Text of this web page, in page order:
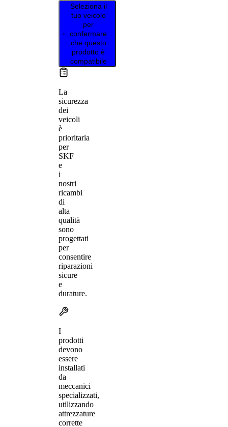
Seleziona il
tuo veicolo
per
confermare
che questo
prodotto è
compatibile
La
sicurezza
dei
veicoli
è
prioritaria
per
SKF
e
i
nostri
ricambi
di
alta
qualità
sono
progettati
per
consentire
riparazioni
sicure
e
durature.
I
prodotti
devono
essere
installati
da
meccanici
specializzati,
utilizzando
attrezzature
corrette